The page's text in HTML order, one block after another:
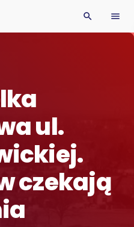
search menu
ul.
czekają